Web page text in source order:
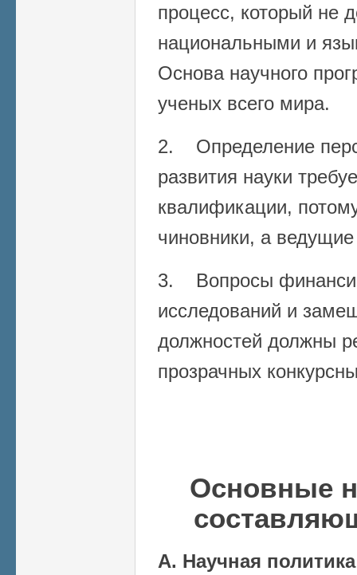
процесс, который не
национальными и
Основа научного
ученых всего мира.
2. Определение
развития науки
квалификации,
чиновники, а
3. Вопросы
исследований и
должностей должны
прозрачных
Основные
А. Научная